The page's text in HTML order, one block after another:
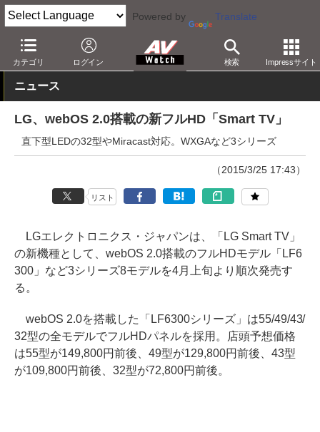
Powered by Translate
カテゴリ ログイン 検索 Impressサイト
AV Watch 製品 テレビ LG
ニュース
LG、webOS 2.0搭載の新フルHD「Smart TV」
直下型LEDの32型やMiracast対応。WXGAなど3シリーズ
（2015/3/25 17:43）
リスト
LGエレクトロニクス・ジャパンは、「LG Smart TV」
の新機種として、webOS 2.0搭載のフルHDモデル「LF6
300」など3シリーズ8モデルを4月上旬より順次発売す
る。
webOS 2.0を搭載した「LF6300シリーズ」は55/49/43/
32型の全モデルでフルHDパネルを採用。店頭予想価格
は55型が149,800円前後、49型が129,800円前後、43型
が109,800円前後、32型が72,800円前後。